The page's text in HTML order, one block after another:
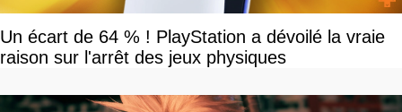
Un écart de 64 % ! PlayStation a dévoilé la vraie
raison sur l'arrêt des jeux physiques